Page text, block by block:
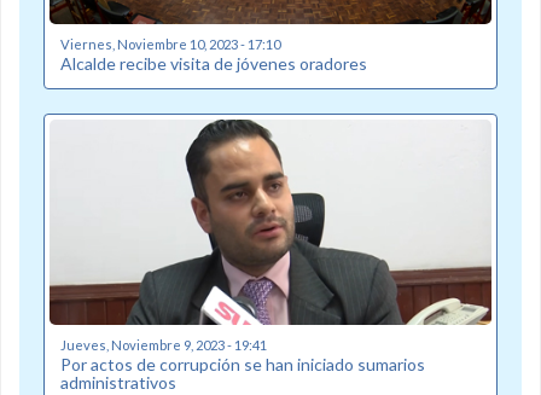
Viernes, Noviembre 10, 2023 - 17:10
Alcalde recibe visita de jóvenes oradores
Jueves, Noviembre 9, 2023 - 19:41
Por actos de corrupción se han iniciado sumarios
administrativos